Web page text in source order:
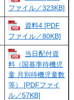
ファイル／323KB]
資料4 [PDF
ファイル／80KB]
当日配付資
料（国基準待機児
童 月別待機児童数
等） [PDFファイ
ル／57KB]